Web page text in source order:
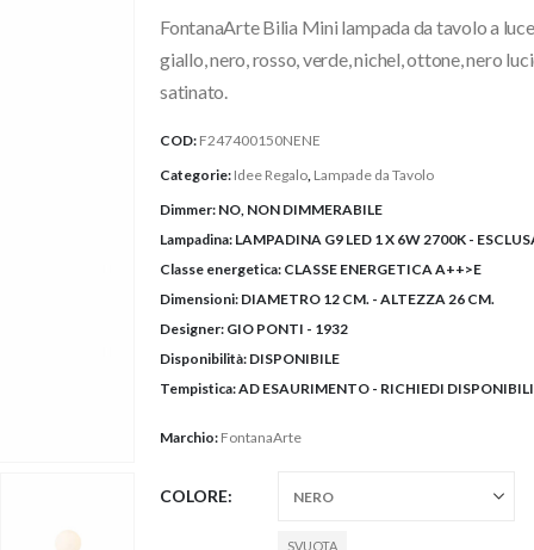
da
285,00€
FontanaArte Bilia Mini lampada da tavolo a
giallo, nero, rosso, verde, nichel, ottone, nero
satinato.
COD: F247400150NENE
Categorie: Idee Regalo Lampade da Tavolo
Dimmer: NO, NON DIMMERABILE
Lampadina: LAMPADINA G9 LED 1 X 6W 2700K -
Classe energetica: CLASSE ENERGETICA A++>E
Dimensioni: DIAMETRO 12 CM. - ALTEZZA 26 CM.
Designer: GIO PONTI - 1932
Disponibilità: DISPONIBILE
Tempistica:AD ESAURIMENTO - RICHIEDI
Marchio: FontanaArte
COLORE
SVUOTA